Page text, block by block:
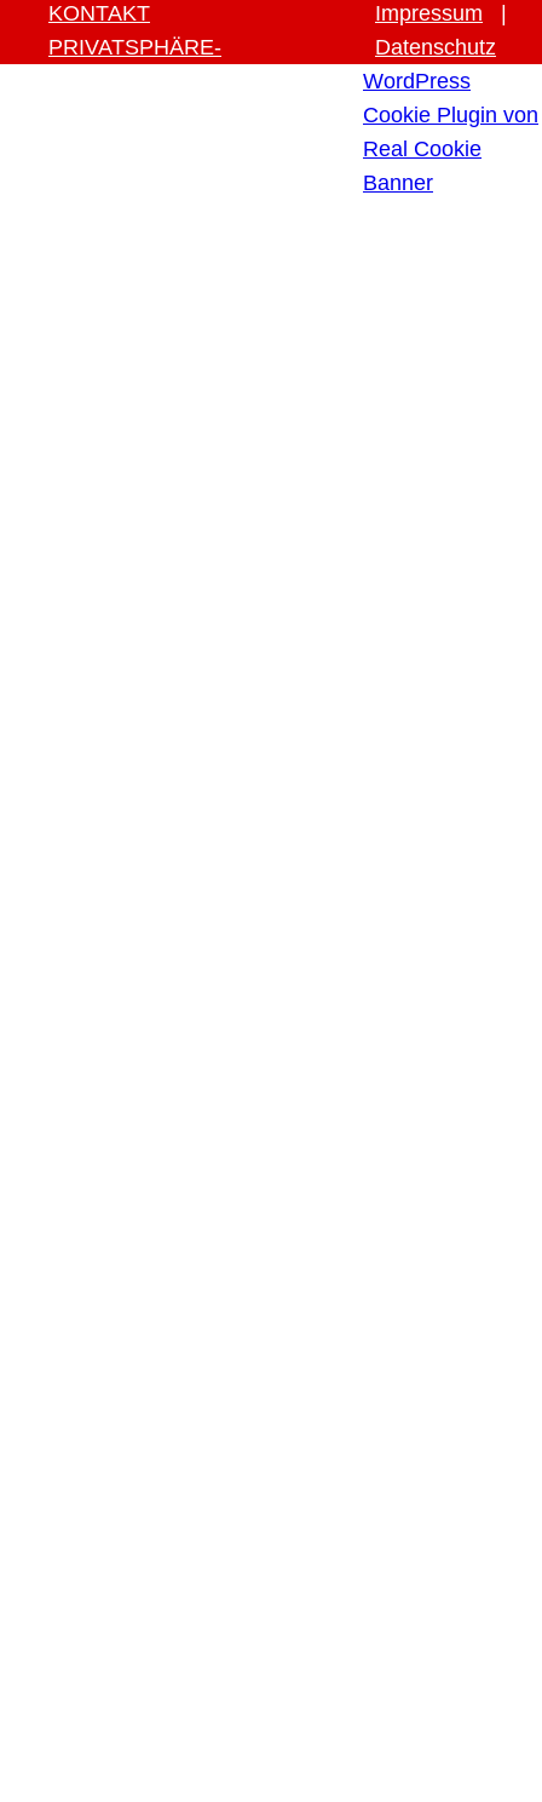
KONTAKT
PRIVATSPHÄRE-
Impressum
Datenschutz
WordPress
Cookie Plugin von
Real Cookie
Banner